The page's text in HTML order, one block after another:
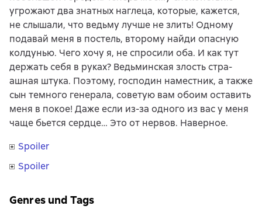
угрожают два знатных наглеца, которые, кажется,
не слышали, что ведьму лучше не злить! Одному
подавай меня в постель, второму найди опасную
колдунью. Чего хочу я, не спросили оба. И как тут
держать себя в руках? Ведьминская злость стра-
ашная штука. Поэтому, господин наместник, а также
сын темного генерала, советую вам обоим оставить
меня в покое! Даже если из-за одного из вас у меня
чаще бьется сердце… Это от нервов. Наверное.
Spoiler
Spoiler
Genres und Tags